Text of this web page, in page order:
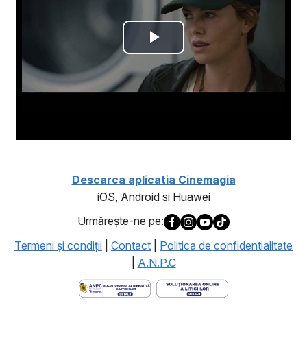
Descarca aplicatia Cinemagia
iOS, Android si Huawei
Urmăreşte-ne pe:
Termeni şi condiţii
Contact
Politica de confidentialitate
A.N.P.C